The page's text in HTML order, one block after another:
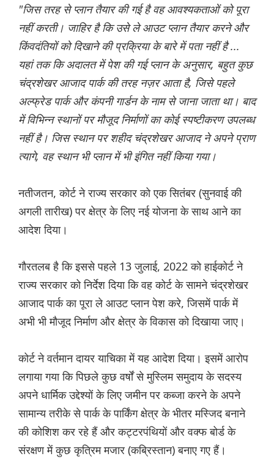
"जिस तरह से प्लान तैयार की गई है वह आवश्यकताओं को पूरा
नहीं करती। जाहिर है कि उसे ले आउट प्लान तैयार करने और
किंवदंतियों को दिखाने की प्रक्रिया के बारे में पता नहीं है ...
यहां तक ​​​​कि अदालत में पेश की गई प्लान के अनुसार, बहुत कुछ
चंद्रशेखर आजाद पार्क की तरह नज़र आता है, जिसे पहले
अल्फ्रेड पार्क और कंपनी गार्डन के नाम से जाना जाता था। बाद
में विभिन्न स्थानों पर मौजूद निर्माणों का कोई स्पष्टीकरण उपलब्ध
नहीं है। जिस स्थान पर शहीद चंद्रशेखर आजाद ने अपने प्राण
त्यागे, वह स्थान भी प्लान में भी इंगित नहीं किया गया।
नतीजतन, कोर्ट ने राज्य सरकार को एक सितंबर (सुनवाई की
अगली तारीख) पर क्षेत्र के लिए नई योजना के साथ आने का
आदेश दिया।
गौरतलब है कि इससे पहले 13 जुलाई, 2022 को हाईकोर्ट ने
राज्य सरकार को निर्देश दिया कि वह कोर्ट के सामने चंद्रशेखर
आजाद पार्क का पूरा ले आउट प्लान पेश करे, जिसमें पार्क में
अभी भी मौजूद निर्माण और क्षेत्र के विकास को दिखाया जाए।
कोर्ट ने वर्तमान दायर याचिका में यह आदेश दिया। इसमें आरोप
लगाया गया कि पिछले कुछ वर्षों से मुस्लिम समुदाय के सदस्य
अपने धार्मिक उद्देश्यों के लिए जमीन पर कब्जा करने के अपने
सामान्य तरीके से पार्क के पार्किंग क्षेत्र के भीतर मस्जिद बनाने
की कोशिश कर रहे हैं और कट्टरपंथियों और वक्फ बोर्ड के
संरक्षण में कुछ कृत्रिम मजार (कब्रिस्तान) बनाए गए हैं।